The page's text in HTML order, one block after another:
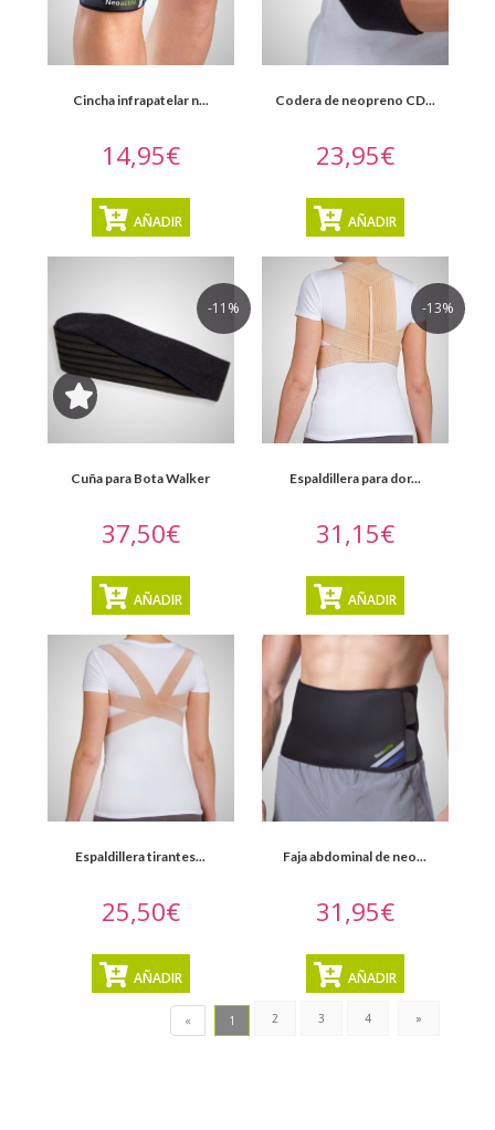
Cincha infrapatelar n...
14,95€
AÑADIR
Codera de neopreno CD...
23,95€
AÑADIR
-11%
Cuña para Bota Walker
37,50€
AÑADIR
-13%
Espaldillera para dor...
31,15€
AÑADIR
Espaldillera tirantes...
25,50€
AÑADIR
Faja abdominal de neo...
31,95€
AÑADIR
« 1 2 3 4 »